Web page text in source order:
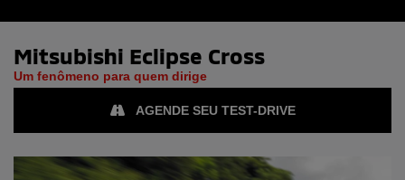
Mitsubishi Eclipse Cross
Um fenômeno para quem dirige
AGENDE SEU TEST-DRIVE